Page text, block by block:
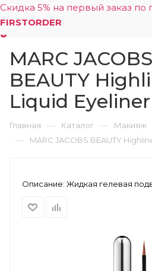
Скидка 5% на первый заказ по
FIRSTORDER
MARC JACOBS
BEAUTY
Liquid Eyeliner
Главная — Каталог — Макияж
— MARC JACOBS BEAUTY
Описание: Жидкая гелевая